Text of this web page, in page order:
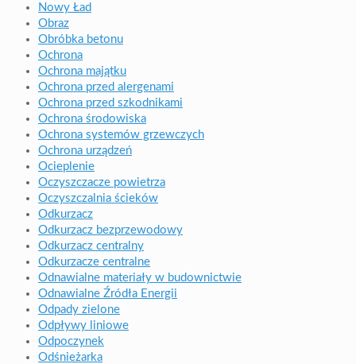
Nowy Ład
Obraz
Obróbka betonu
Ochrona
Ochrona majątku
Ochrona przed alergenami
Ochrona przed szkodnikami
Ochrona środowiska
Ochrona systemów grzewczych
Ochrona urządzeń
Ocieplenie
Oczyszczacze powietrza
Oczyszczalnia ścieków
Odkurzacz
Odkurzacz bezprzewodowy
Odkurzacz centralny
Odkurzacze centralne
Odnawialne materiały w budownictwie
Odnawialne Źródła Energii
Odpady zielone
Odpływy liniowe
Odpoczynek
Odśnieżarka